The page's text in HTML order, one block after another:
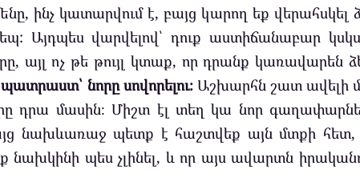
ինչ կատարվում է, բայց կարող եք վերահսկել
Այդպես վարվելով՝ դուք աստիճանաբար
այլ ոչ թե թույլ կտաք, որ դրանք կառավարեն
նորը սովորելու։Աշխարհն շատ ավելի
դրա մասին։ Միշտ էլ տեղ կա նոր
նախևառաջ պետք է հաշտվեք այն մտքի հետ,
նախկինի պես չլինել, և որ այս ավարտն